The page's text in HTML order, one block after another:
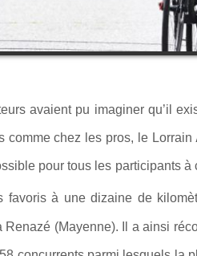
avaient pu imaginer qu’il
comme chez les pros, le Lorrain
pour tous les participants
favoris à une dizaine de
Renazé (Mayenne). Il a ainsi